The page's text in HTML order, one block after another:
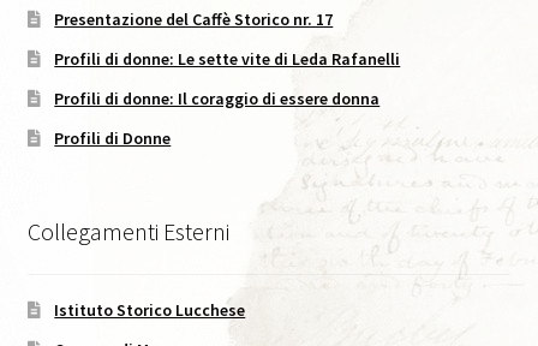
Caffè Storico, XVIII, 2025
Codice Etico di Pubblicazione
Area C. Lorenzini
Presentazione del Caffè Storico nr. 17
Profili di donne: Le sette vite di Leda Rafanelli
Profili di donne: Il coraggio di essere donna
Profili di Donne
Collegamenti Esterni
Istituto Storico Lucchese